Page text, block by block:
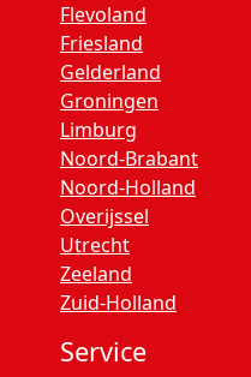
Flevoland
Friesland
Gelderland
Groningen
Limburg
Noord-Brabant
Noord-Holland
Overijssel
Utrecht
Zeeland
Zuid-Holland
Service